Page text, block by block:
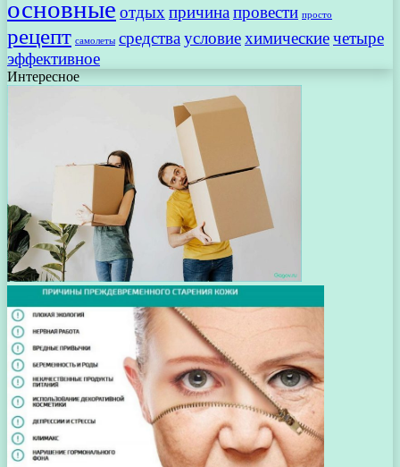
основные отдых причина провести просто
рецепт самолеты средства условиехимическиечетыре
эффективное
Интересное